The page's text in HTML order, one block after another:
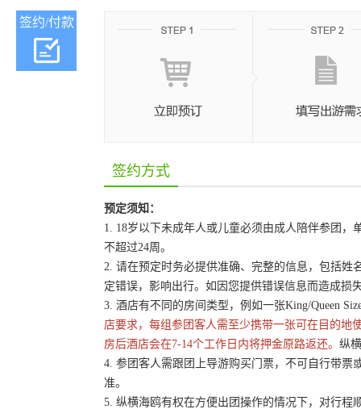
签约/付款
签约方式
预定须知：
1. 18岁以下未成年人或儿童必须由成人陪伴参团
不超过24周。
2. 请在预定时务必提供准确、完整的信息，包括
定错误，影响出行。如因您提供错误信息而造成损
3. 酒店有不同的房间类型，例如一张King/Queen
店要求，每组参团客人需至少携带一张可在目的地
房后酒店会在7-14个工作日内将押金原路返还。 纵
4. 参团客人需跟团上导游购买门票，不可自行带票
准。
5. 纵横海鸥有权在方便出团操作的情况下，对行